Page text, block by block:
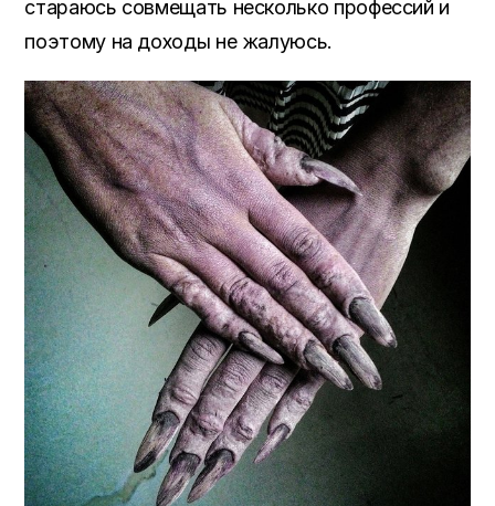
стараюсь совмещать несколько профессий и
поэтому на доходы не жалуюсь.